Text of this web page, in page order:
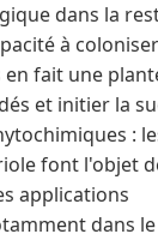
dans la
à
fait une
et initier la
:
font l'objet
applications
dans